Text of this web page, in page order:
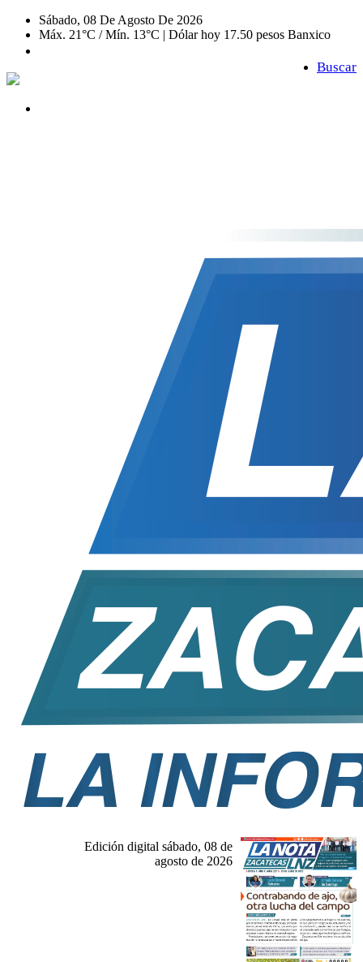
Sábado, 08 De Agosto De 2026
Máx. 21°C / Mín. 13°C | Dólar hoy 17.50 pesos Banxico
Buscar
Edición digital sábado, 08 de
agosto de 2026